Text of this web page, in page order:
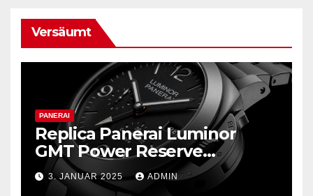
Versäumt
PANERAI
Replica Panerai Luminor
GMT Power Reserve
Ceramica und mehr
3. JANUAR 2025 ADMIN